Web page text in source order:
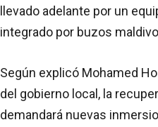
llevado adelante por un
integrado por buzos
Según explicó Mohamed
del gobierno local, la
demandará nuevas